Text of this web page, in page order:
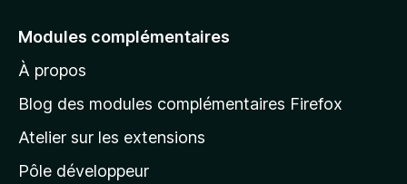
e
à
l
p
a
Modules complémentaires
À propos
Blog des modules complémentaires Firefox
Atelier sur les extensions
Pôle développeur